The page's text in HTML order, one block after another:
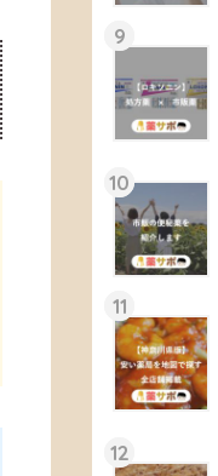
9
10
11
12